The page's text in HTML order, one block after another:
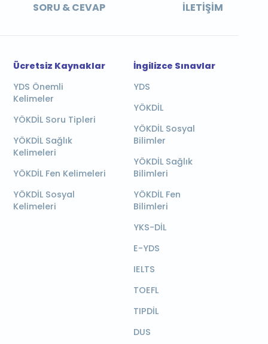
SORU & CEVAP İLETIŞIM
Ücretsiz Kaynaklar
YDS Önemli
Kelimeler
YÖKDİL Soru Tipleri
YÖKDİL Sağlık
Kelimeleri
YÖKDİL Fen Kelimeleri
YÖKDİL Sosyal
Kelimeleri
İngilizce Sınavlar
YDS
YÖKDİL
YÖKDİL Sosyal
Bilimler
YÖKDİL Sağlık
Bilimleri
YÖKDİL Fen
Bilimleri
YKS-DİL
E-YDS
IELTS
TOEFL
TIPDİL
DUS